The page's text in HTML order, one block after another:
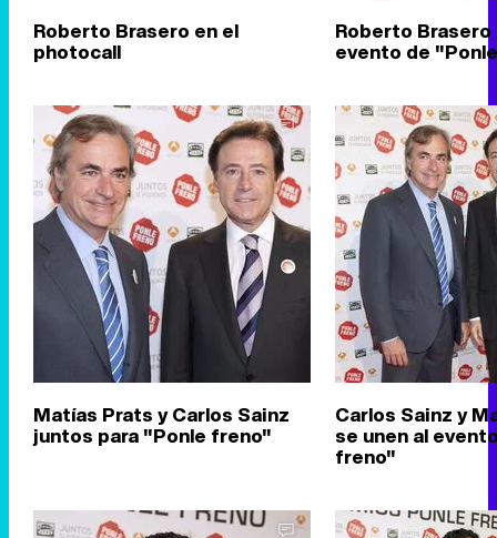
Roberto Brasero en el
photocall
Roberto Brasero
evento de
Matías Prats y Carlos Sainz
juntos para "Ponle freno"
Carlos Sainz y
se unen al
freno"